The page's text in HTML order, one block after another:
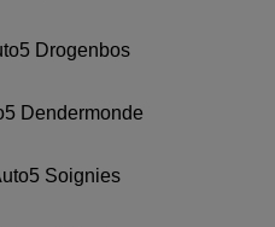
Drogenbos
Dendermonde
Soignies